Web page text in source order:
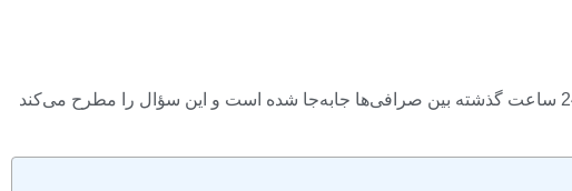
داده‌های زنجیره‌ای شیبا اینو افزایش قابل‌توجهی را در فعالیت‌های مرتبط با مبادلات نشان داد. بیش از 64 میلیارد توکن SHIB در 24 ساعت گذشته بین صرافی‌ها جابه‌جا شده است و این سؤال را مطرح می‌کند